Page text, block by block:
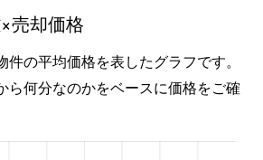
売却価格
の平均価格を表したグラフです。
ら何分なのかをベースに価格をご確